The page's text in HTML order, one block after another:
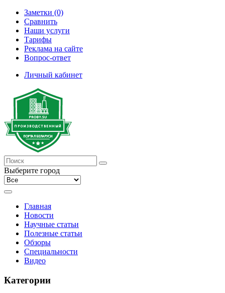
Заметки (0)
Сравнить
Наши услуги
Тарифы
Реклама на сайте
Вопрос-ответ
Личный кабинет
Выберите город
Главная
Новости
Научные статьи
Полезные статьи
Обзоры
Специальности
Видео
Категории